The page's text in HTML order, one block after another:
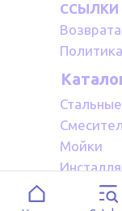
ССЫЛКИ
Мойки